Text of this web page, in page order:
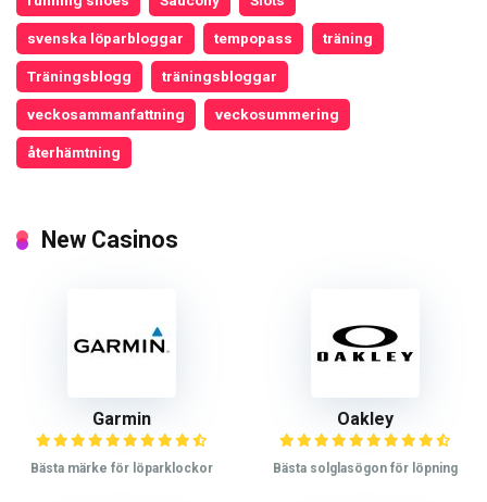
svenska löparbloggar tempopass träning
Träningsblogg träningsbloggar
veckosammanfattning veckosummering
återhämtning
New Casinos
Garmin
Bästa märke för löparklockor
Oakley
Bästa solglasögon för löpning